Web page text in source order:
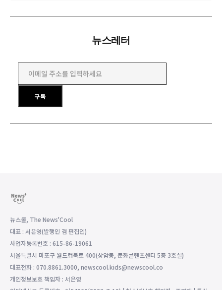
뉴스레터
구독
뉴스쿨, The News'Cool
대표 : 서은영(발행인 겸 편집인)
사업자등록번호 : 615-86-19061
서울특별시 마포구 월드컵북로 400(상암동, 문화콘텐츠센터 5층 3호실)
대표전화 : 070.8861.3000, newscool.kids@newscool.co
개인정보보호 책임자 : 서은영